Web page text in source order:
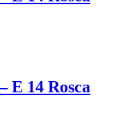
E 14 Rosca